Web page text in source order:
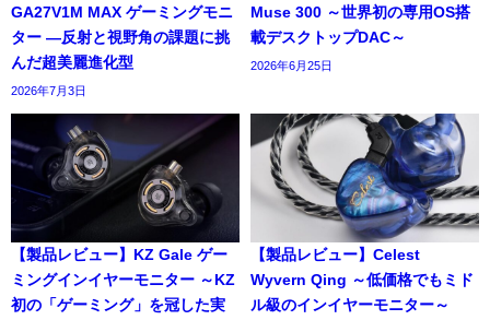
GA27V1M MAX ゲーミングモニ
ター ―反射と視野角の課題に挑
んだ超美麗進化型
2026年7月3日
Muse 300 ～世界初の専用OS搭
載デスクトップDAC～
2026年6月25日
【製品レビュー】KZ Gale ゲー
ミングインイヤーモニター ～KZ
初の「ゲーミング」を冠した実
【製品レビュー】Celest
Wyvern Qing ～低価格でもミド
ル級のインイヤーモニター～